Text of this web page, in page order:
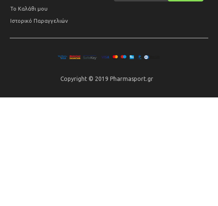
Το Καλάθι μου
Ιστορικό Παραγγελιών
Copyright © 2019 Pharmasport.gr